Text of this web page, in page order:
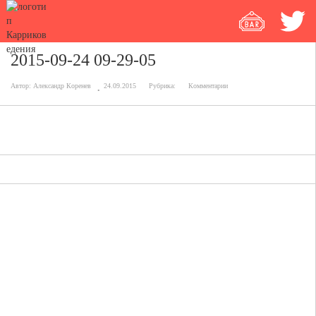
2015-09-24 09-29-05
Автор: Александр Коренев 24.09.2015 Рубрика: Комментарии